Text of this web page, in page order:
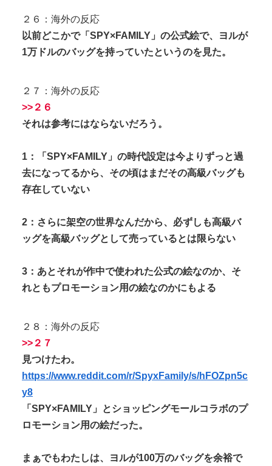
２６：海外の反応
以前どこかで「SPY×FAMILY」の公式絵で、ヨルが
1万ドルのバッグを持っていたというのを見た。
２７：海外の反応
>>２６
それは参考にはならないだろう。
1：「SPY×FAMILY」の時代設定は今よりずっと過
去になってるから、その頃はまだその高級バッグも
存在していない
2：さらに架空の世界なんだから、必ずしも高級バ
ッグを高級バッグとして売っているとは限らない
3：あとそれが作中で使われた公式の絵なのか、そ
れともプロモーション用の絵なのかにもよる
２８：海外の反応
>>２７
見つけたわ。
https://www.reddit.com/r/SpyxFamily/s/hFOZpn5c
y8
「SPY×FAMILY」とショッピングモールコラボのプ
ロモーション用の絵だった。
まぁでもわたしは、ヨルが100万のバッグを余裕で